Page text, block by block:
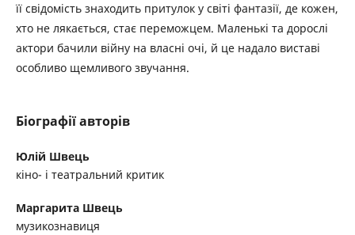
її свідомість знаходить притулок у світі фантазії, де кожен,
хто не лякається, стає переможцем. Маленькі та дорослі
актори бачили війну на власні очі, й це надало виставі
особливо щемливого звучання.
Біографії авторів
Юлій Швець
кіно- і театральний критик
Маргарита Швець
музикознавиця